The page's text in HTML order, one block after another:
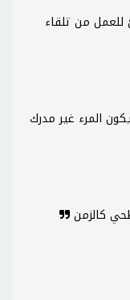
للعمل من تلقاء
المرء غير مدرك
كالزمن